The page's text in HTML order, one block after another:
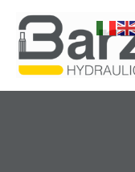
CONTENUTO